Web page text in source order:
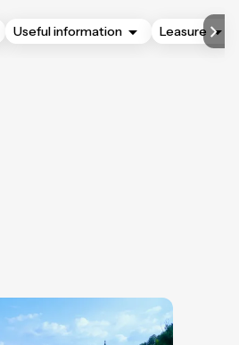
Useful information Leasure